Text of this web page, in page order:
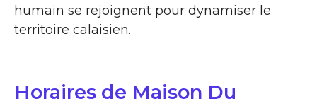
humain se rejoignent pour dynamiser le
territoire calaisien.
Horaires de Maison Du